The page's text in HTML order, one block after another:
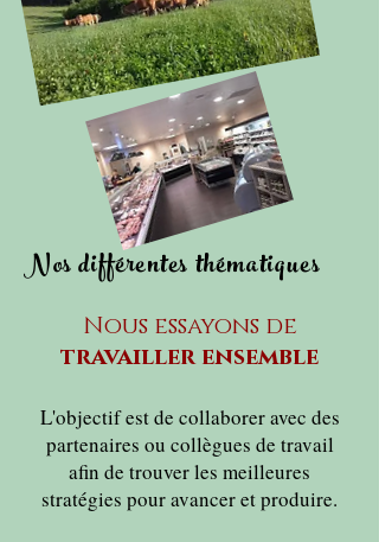
Nos différentes thématiques
Nous essayons de
travailler ensemble
L'objectif est de collaborer avec des
partenaires ou collègues de travail
afin de trouver les meilleures
stratégies pour avancer et produire.